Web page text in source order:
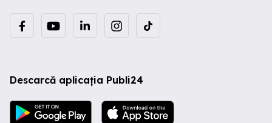
Descarcă aplicația Publi24